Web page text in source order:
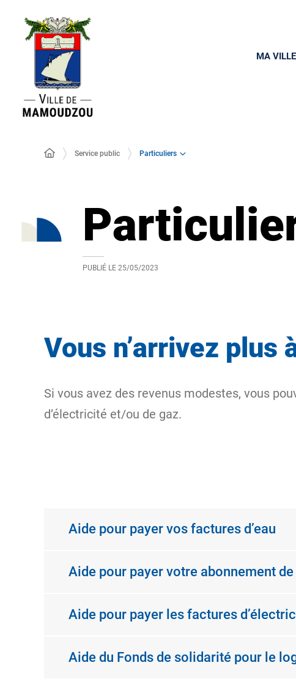
MA VILLE
Service public Particuliers
PUBLIÉ LE 25/05/2023
Vous n’arrivez
Si vous avez des revenus modestes, vous
d’électricité et/ou de gaz.
Aide pour payer vos factures d’eau
Aide pour payer votre abonnement
Aide pour payer les factures
Aide du Fonds de solidarité pour le